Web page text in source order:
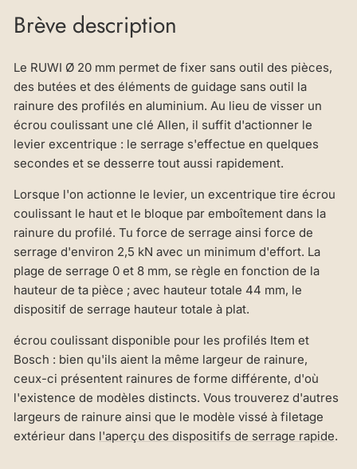
Brève description
Le RUWI Ø 20 mm permet de fixer sans outil des pièces,
des butées et des éléments de guidage sans outil la
rainure des profilés en aluminium. Au lieu de visser un
écrou coulissant une clé Allen, il suffit d'actionner le
levier excentrique : le serrage s'effectue en quelques
secondes et se desserre tout aussi rapidement.
Lorsque l'on actionne le levier, un excentrique tire écrou
coulissant le haut et le bloque par emboîtement dans la
rainure du profilé. Tu force de serrage ainsi force de
serrage d'environ 2,5 kN avec un minimum d'effort. La
plage de serrage 0 et 8 mm, se règle en fonction de la
hauteur de ta pièce ; avec hauteur totale 44 mm, le
dispositif de serrage hauteur totale à plat.
écrou coulissant disponible pour les profilés Item et
Bosch : bien qu'ils aient la même largeur de rainure,
ceux-ci présentent rainures de forme différente, d'où
l'existence de modèles distincts. Vous trouverez d'autres
largeurs de rainure ainsi que le modèle vissé à filetage
extérieur dans l'aperçu des dispositifs de serrage rapide.